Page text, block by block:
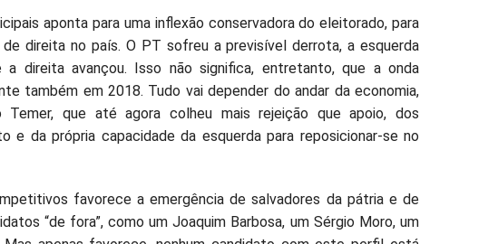
aponta para uma inflexão conservadora do eleitorado, para
de direita no país. O PT sofreu a previsível derrota, a esquerda
direita avançou. Isso não significa, entretanto, que a onda
também em 2018. Tudo vai depender do andar da economia,
Temer, que até agora colheu mais rejeição que apoio, dos
e da própria capacidade da esquerda para reposicionar-se no
favorece a emergência de salvadores da pátria e de
“de fora”, como um Joaquim Barbosa, um Sérgio Moro, um